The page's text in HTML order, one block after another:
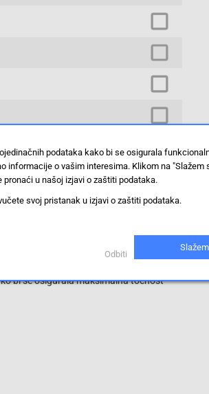
proizvode sa istim vrijednostima
kompaktnom dizajnu i
i u tijesnim prostorima i lako
površina precizno su usklađeni
bi se osigurala maksimalna točnost
podataka kako bi se osigurala
informacije o vašim interesima. Klikom na "Slažem
u našoj izjavi o zaštiti podataka.
svoj pristanak u izjavi o zaštiti podataka.
Odbiti